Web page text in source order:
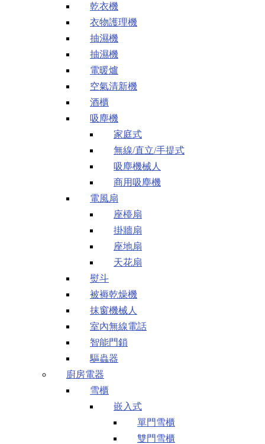
乾衣機
衣物護理機
抽濕機
抽濕機
電暖爐
空氣清新機
酒櫃
吸塵機
家庭式
無線/直立/手提式
吸塵機械人
商用吸塵機
電風扇
座檯扇
掛牆扇
座地扇
天花扇
熨斗
被褥乾燥機
抹窗機械人
室內無線電話
智能門鎖
驅蟲器
廚房電器
雪櫃
嵌入式
單門雪櫃
雙門雪櫃